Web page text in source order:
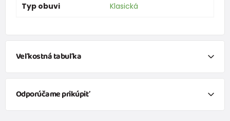
Typ obuvi
Klasická
Veľkostná tabuľka
Odporúčame prikúpiť